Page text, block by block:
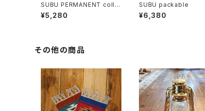
SUBU PERMANENT colle
ction
¥5,280
SUBU packable
¥6,380
その他の商品